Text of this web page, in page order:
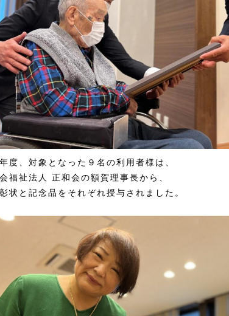
度、対象となった９名の利用者様は、
福祉法人 正和会の額賀理事長から、
状と記念品をそれぞれ授与されました。